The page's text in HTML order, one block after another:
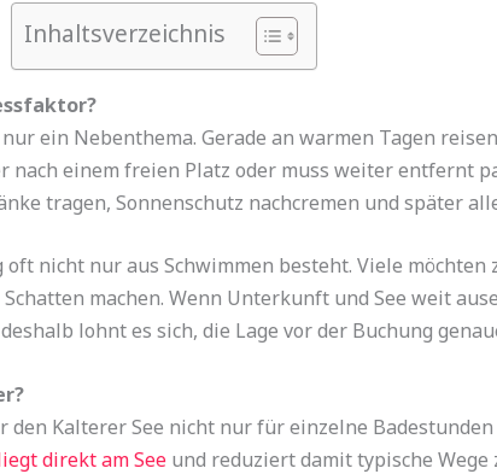
Inhaltsverzeichnis
ein Nebenthema. Gerade an warmen Tagen
einem freien Platz oder muss weiter entfernt
tragen, Sonnenschutz nachcremen und später
nicht nur aus Schwimmen besteht. Viele möchten
machen. Wenn Unterkunft und See weit
lohnt es sich, die Lage vor der Buchung
den Kalterer See nicht nur für einzelne
direkt am Seeund reduziert damit typische Wege